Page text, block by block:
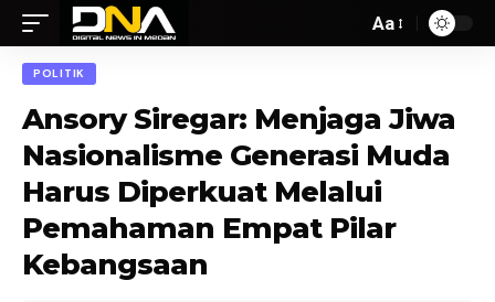
Aa
POLITIK
Ansory Siregar: Menjaga Jiwa
Nasionalisme Generasi Muda
Harus Diperkuat Melalui
Pemahaman Empat Pilar
Kebangsaan